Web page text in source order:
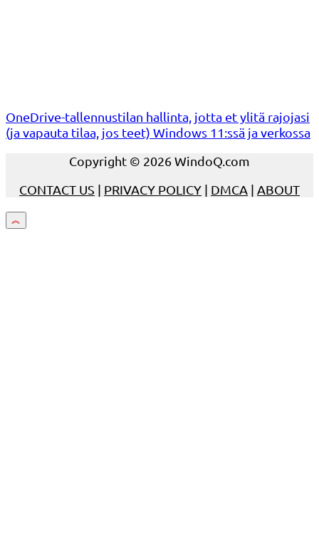
OneDrive-tallennustilan hallinta, jotta et ylitä rajojasi
(ja vapauta tilaa, jos teet) Windows 11:ssä ja verkossa
Copyright © 2026 WindoQ.com
CONTACT US | PRIVACY POLICY | DMCA | ABOUT